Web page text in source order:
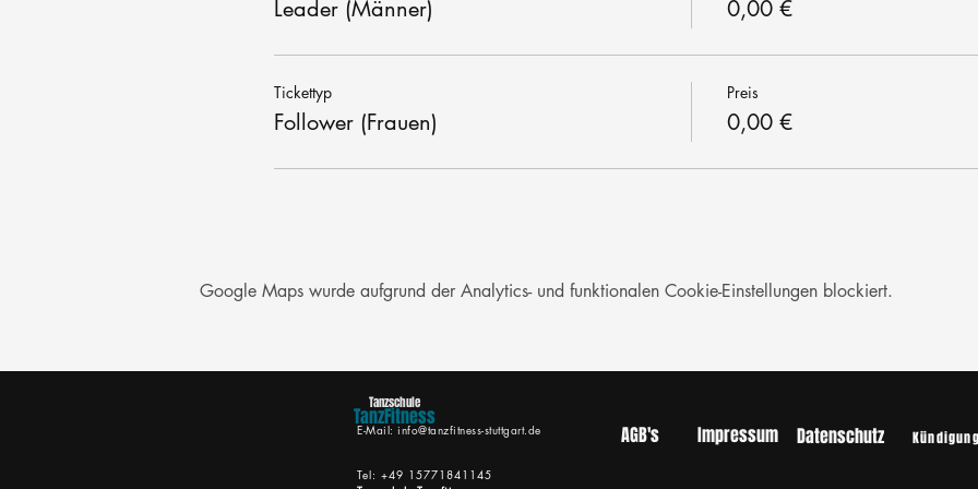
Leader (Männer) 0,00 €
Tickettyp
Follower (Frauen)
Preis
0,00 €
Google Maps wurde aufgrund der Analytics- und funktionalen Cookie-Einstellungen blockiert.
E-Mail: info@tanzfitness-stuttgart.de
Tanzschule
TanzFitness
AGB's Impressum Datenschutz Kündigung
Tel: +49 15771841145